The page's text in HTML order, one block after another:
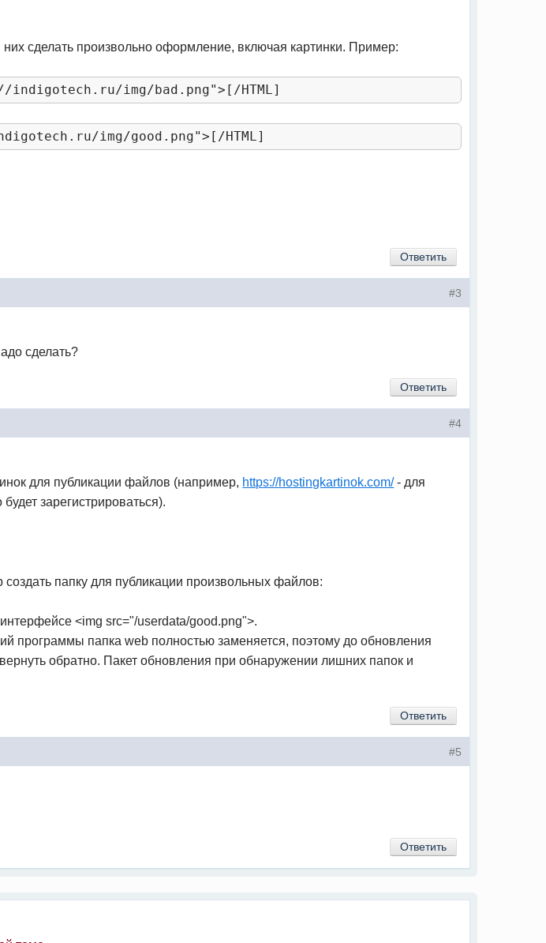
сделать произвольно оформление, включая картинки. Пример:
indigotech.ru/img/bad.png">[/HTML]
img/good.png">[/HTML]
Ответить
#3
сделать?
Ответить
#4
для публикации файлов (например, https://hostingkartinok.com/- для
зарегистрироваться).
папку для публикации произвольных файлов:
<img src="/userdata/good.png">.
программы папка web полностью заменяется, поэтому до обновления
обратно. Пакет обновления при обнаружении лишних папок и
Ответить
#5
Ответить